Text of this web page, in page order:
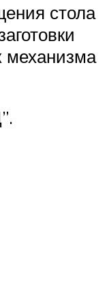
стола
механизма